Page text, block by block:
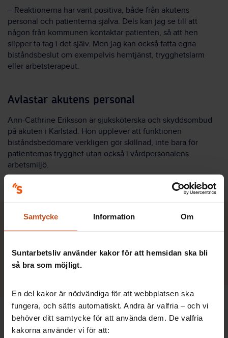
Samtycke Information Om
Suntarbetsliv använder kakor för att hemsidan ska bli
så bra som möjligt.
En del kakor är nödvändiga för att webbplatsen ska
fungera, och sätts automatiskt. Andra är valfria – och vi
behöver ditt samtycke för att använda dem. De valfria
kakorna använder vi för att:
– Reaktionerna har varit positiva, både från akutens
personal och patienterna själva. Dels kan jag se till att
någon från kommunen kontaktar patienten, så att hen
slipper ta tag i det själv. Men jag kan också fatta egna
biståndsbeslut om exempelvis hemtjänst, trygghetslarm
eller arbetsterapeut.
Avlastar akutens personal
Ann-Cathrine Eriksson är sjuksköterska och skyddsombud
på akuten i Karlstad. Hon upplever att funktionen
biståndsbedömare verkligen gör skillnad, inte bara för
patienternas trygghet utan också i vårdpersonalens
arbetsmiljö.
skrivas ut, eftersom vi ser deras
egen oro inför hemgång.
Ann-Cathrine Eriksson, sjuksköterska och skyddsombud.
– Vi är ofta bekymrade för våra äldre patienter när de ska